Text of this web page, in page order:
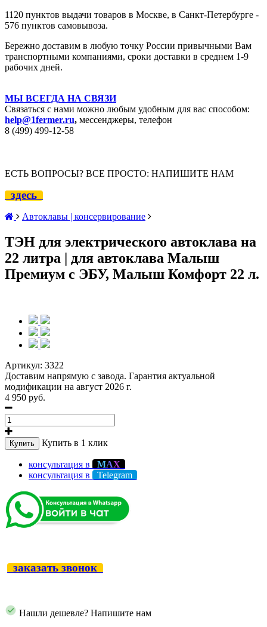
1120 пунктов выдачи товаров в Москве, в Санкт-Петербурге -
576 пунктов самовывоза.
Бережно доставим в любую точку России привычными Вам
транспортными компаниями, сроки доставки в среднем 1-9
рабочих дней.
МЫ ВСЕГДА НА СВЯЗИ
Связаться с нами можно любым удобным для вас способом:
help@1fermer.ru, мессенджеры, телефон
8 (499) 499-12-58
ЕСТЬ ВОПРОСЫ? ВСЕ ПРОСТО: НАПИШИТЕ НАМ
здесь
Автоклавы | консервирование
ТЭН для электрического автоклава на
22 литра | для автоклава Малыш
Премиум с ЭБУ, Малыш Комфорт 22 л.
Артикул: 3322
Доставим напрямую с завода. Гарантия актуальной
модификации на август 2026 г.
4 950 руб.
Купить Купить в 1 клик
консультация в МАХ
консультация в Telegram
заказать звонок
Нашли дешевле? Напишите нам